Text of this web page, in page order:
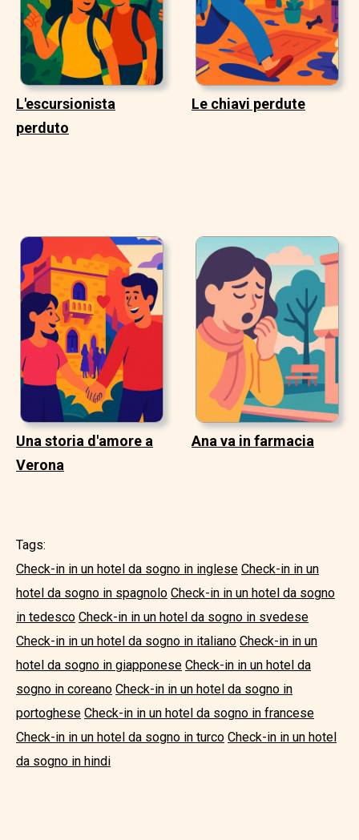
L'escursionista
perduto
Le chiavi perdute
Una storia d'amore a
Verona
Ana va in farmacia
Tags:
Check-in in un hotel da sogno in inglese Check-in in un
hotel da sogno in spagnolo Check-in in un hotel da sogno
in tedesco Check-in in un hotel da sogno in svedese
Check-in in un hotel da sogno in italiano Check-in in un
hotel da sogno in giapponese Check-in in un hotel da
sogno in coreano Check-in in un hotel da sogno in
portoghese Check-in in un hotel da sogno in francese
Check-in in un hotel da sogno in turco Check-in in un hotel
da sogno in hindi